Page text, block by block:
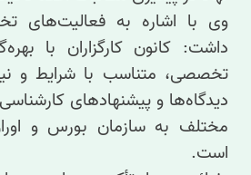
وی با اشاره به فعالیت‌های
تخصصی، متناسب با شرایط و
دیدگاه‌ها و پیشنهادهای
مختلف به سازمان بورس و اوراق
است.